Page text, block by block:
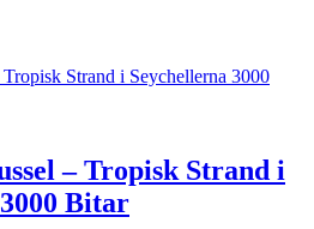
– Tropisk Strand i
Bitar